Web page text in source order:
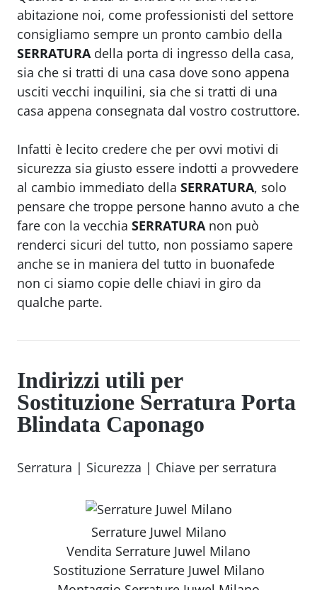
abitazione noi, come professionisti del settore
consigliamo sempre un pronto cambio della
SERRATURA della porta di ingresso della casa,
sia che si tratti di una casa dove sono appena
usciti vecchi inquilini, sia che si tratti di una
casa appena consegnata dal vostro costruttore.
Infatti è lecito credere che per ovvi motivi di
sicurezza sia giusto essere indotti a provvedere
al cambio immediato della SERRATURA, solo
pensare che troppe persone hanno avuto a che
fare con la vecchia SERRATURA non può
renderci sicuri del tutto, non possiamo sapere
anche se in maniera del tutto in buonafede
non ci siamo copie delle chiavi in giro da
qualche parte.
Indirizzi utili per
Sostituzione Serratura Porta
Blindata Caponago
Serratura | Sicurezza | Chiave per serratura
Serrature Juwel Milano
Vendita Serrature Juwel Milano
Sostituzione Serrature Juwel Milano